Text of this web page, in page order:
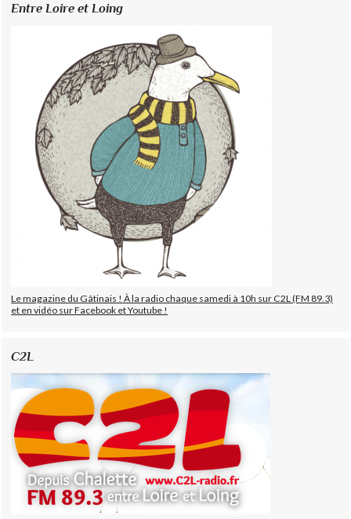
Entre Loire et Loing
Le magazine du Gâtinais ! À la radio chaque samedi à 10h sur C2L (FM 89.3)
et en vidéo sur Facebook et Youtube !
C2L